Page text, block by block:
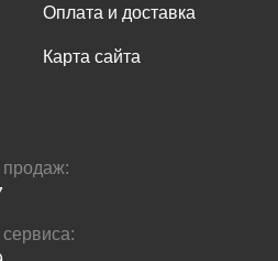
Оплата и доставка
Карта сайта
продаж: